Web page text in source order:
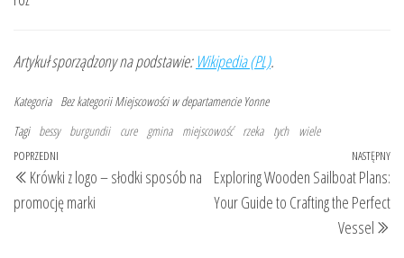
Artykuł sporządzony na podstawie:Wikipedia (PL).
Kategoria Bez kategorii Miejscowości w departamencie Yonne
Tagi bessy burgundii cure gmina miejscowość rzeka tych wiele
Nawigacja
wpisu
Poprzedni
wpis
POPRZEDNI
Krówki z logo – słodki sposób na
promocję marki
NASTĘPNY
Exploring Wooden Sailboat Plans:
Your Guide to Crafting the Perfect
Vessel